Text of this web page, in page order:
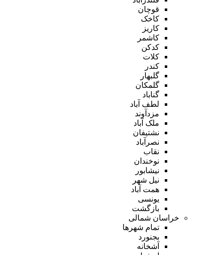
قوچان
کاخک
کاریز
کاشمر
کدکن
کلات
کندر
گلبهار
گلمکان
گناباد
لطف آباد
مزدآوند
ملک آباد
نشتیفان
نصرآباد
نقاب
نوخندان
نیشابور
نیل شهر
همت آباد
یونسی
بازگشت
خراسان شمالی
تمام شهر‌ها
بجنورد
آشخانه